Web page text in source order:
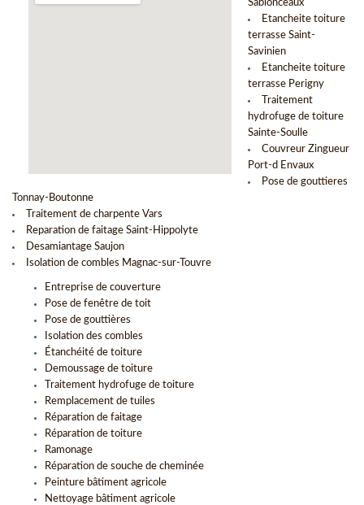
Sablonceaux
Etancheite toiture
terrasse Saint-
Savinien
Etancheite toiture
terrasse Perigny
Traitement
hydrofuge de toiture
Sainte-Soulle
Couvreur Zingueur
Port-d Envaux
Pose de gouttieres
Tonnay-Boutonne
Traitement de charpente Vars
Reparation de faitage Saint-Hippolyte
Desamiantage Saujon
Isolation de combles Magnac-sur-Touvre
Entreprise de couverture
Pose de fenêtre de toit
Pose de gouttières
Isolation des combles
Étanchéité de toiture
Demoussage de toiture
Traitement hydrofuge de toiture
Remplacement de tuiles
Réparation de faitage
Réparation de toiture
Ramonage
Réparation de souche de cheminée
Peinture bâtiment agricole
Nettoyage bâtiment agricole